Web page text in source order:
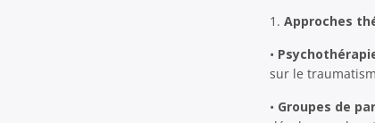
1. Approches
•
sur le
• Groupes de